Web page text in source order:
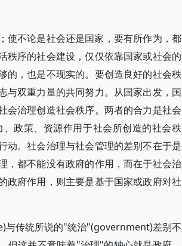
使不论是社会还是国家，要有所作为，都
秩序的社会建设，仅仅依靠国家或社会的
的，也是不现实的。要创造良好的社会秩
与双重力量的共同努力。从国家出发，国
会治理创造社会秩序。两者的合力是社会
政策、资源作用于社会所创造的社会秩
动。社会治理与社会管理的差别不在于是
，都不能没有政府的作用，而在于社会治
政府作用，则主要是基于国家或政府对社
与传统所说的"统治"(government)差别不